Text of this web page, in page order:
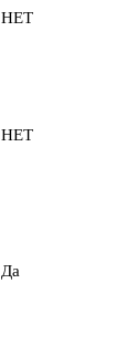
НЕТ
НЕТ
Да